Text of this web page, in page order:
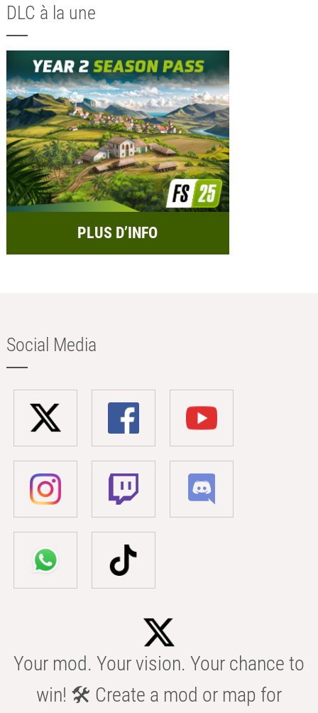
DLC à la une
PLUS D’INFO
Social Media
Your mod. Your vision. Your chance to
win! 🛠️ Create a mod or map for